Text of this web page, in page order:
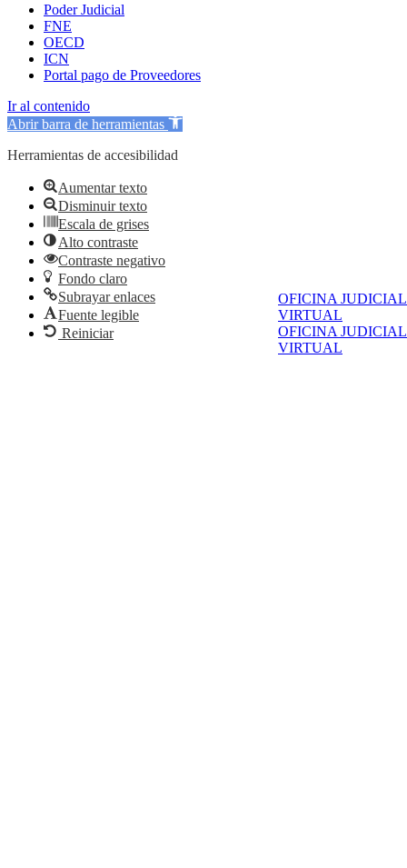
OFICINA JUDICIAL
VIRTUAL
OFICINA JUDICIAL
VIRTUAL
Poder Judicial
FNE
OECD
ICN
Portal pago de Proveedores
Ir al contenido
Abrir barra de herramientas
Herramientas de accesibilidad
Aumentar texto
Disminuir texto
Escala de grises
Alto contraste
Contraste negativo
Fondo claro
Subrayar enlaces
Fuente legible
Reiniciar